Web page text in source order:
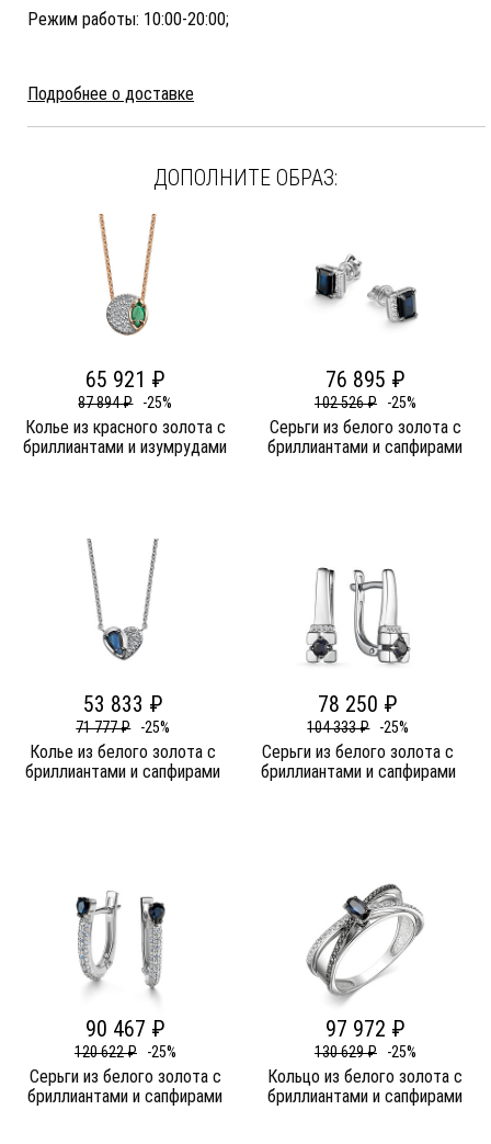
Режим работы: 10:00-20:00;
Подробнее о доставке
ДОПОЛНИТЕ ОБРАЗ:
65 921 ₽
87 894 ₽ -25%
Колье из красного золота c
бриллиантами и изумрудами
76 895 ₽
102 526 ₽ -25%
Серьги из белого золота c
бриллиантами и сапфирами
53 833 ₽
71 777 ₽ -25%
Колье из белого золота c
бриллиантами и сапфирами
78 250 ₽
104 333 ₽ -25%
Серьги из белого золота c
бриллиантами и сапфирами
90 467 ₽
120 622 ₽ -25%
Серьги из белого золота c
бриллиантами и сапфирами
97 972 ₽
130 629 ₽ -25%
Кольцо из белого золота c
бриллиантами и сапфирами